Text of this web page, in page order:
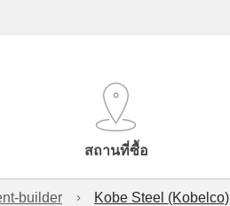
สถานที่ซื้อ
builder Kobe Steel (Kobelco)